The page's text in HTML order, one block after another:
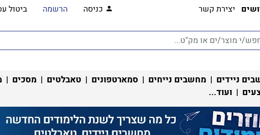
יצירת קשר כניסה הרשמה ביטול
ניידים | מחשבים נייחים | סמארטפונים | טאבלטים | מסכים |
| ועוד...